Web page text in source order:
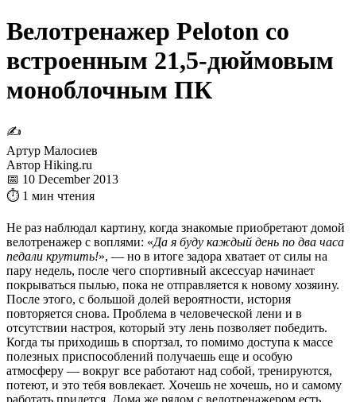
Велотренажер Peloton со
встроенным 21,5-дюймовым
моноблочным ПК
✍
Артур Малосиев
Автор Hiking.ru
📅 10 December 2013
⏱ 1 мин чтения
Не раз наблюдал картину, когда знакомые приобретают домой
велотренажер с воплями: «Да я буду каждый день по два часа
педали крутить!», — но в итоге задора хватает от силы на
пару недель, после чего спортивный аксессуар начинает
покрываться пылью, пока не отправляется к новому хозяину.
После этого, с большой долей вероятности, история
повторяется снова. Проблема в человеческой лени и в
отсутствии настроя, который эту лень позволяет победить.
Когда ты приходишь в спортзал, то помимо доступа к массе
полезных приспособлений получаешь еще и особую
атмосферу — вокруг все работают над собой, тренируются,
потеют, и это тебя вовлекает. Хочешь не хочешь, но и самому
работать придется. Дома же рядом с велотренажером есть